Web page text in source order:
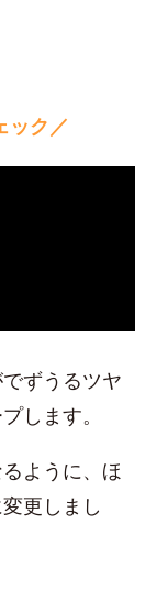
ック／
ずうるツヤ
します。
ように、ほ
更しまし